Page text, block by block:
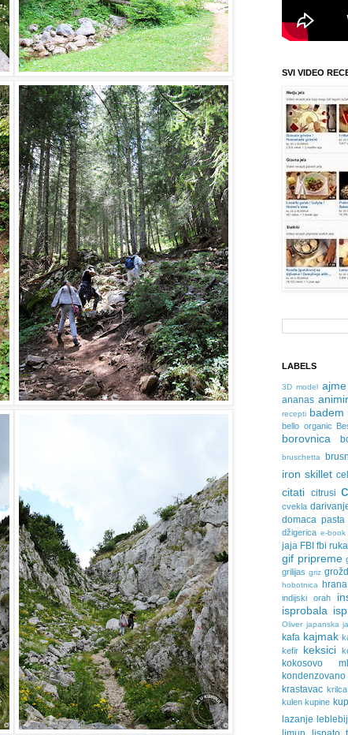
SVI VIDEO
LABELS
3D model
ananas
recepti badem
bello organic
borovnica
bruschetta
iron skillet
citati citrusi
cvekla
domaca pasta
džigerica e-book
jaja FBI fbi
gif pripreme
grilijas griz
hobotnica
indijski orah
isprobala
Oliver japanska
kafa kajmak
kefir keksici
kokosovo
krastavac krilca
kulen kupine
lazanje